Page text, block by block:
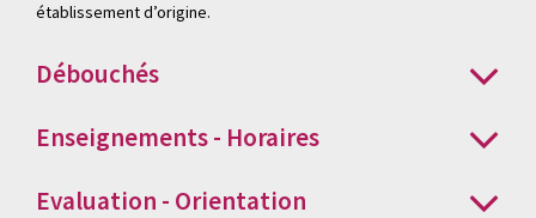
établissement d’origine.
Débouchés
Enseignements - Horaires
Evaluation - Orientation